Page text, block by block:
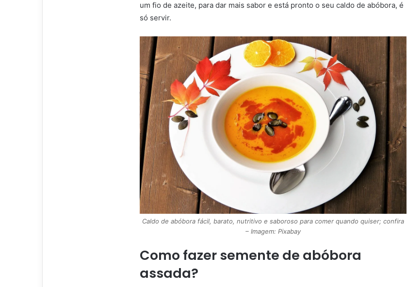
um fio de azeite, para dar mais sabor e está pronto o seu caldo de abóbora, é
só servir.
Caldo de abóbora fácil, barato, nutritivo e saboroso para comer quando quiser; confira
– Imagem: Pixabay
Como fazer semente de abóbora
assada?